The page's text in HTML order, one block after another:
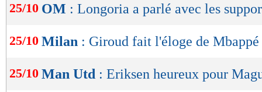
25/10 OM : Longoria a parlé avec les
25/10 Milan : Giroud fait l'éloge de Mbappé
25/10 Man Utd : Eriksen heureux pour